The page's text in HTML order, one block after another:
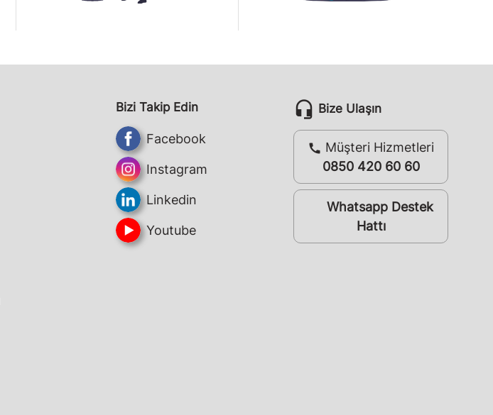
Bizi Takip Edin
Facebook
Instagram
Linkedin
Youtube
headset_mic Bize Ulaşın
call Müşteri Hizmetleri
0850 420 60 60
whatsappWhatsapp Destek
Hattı